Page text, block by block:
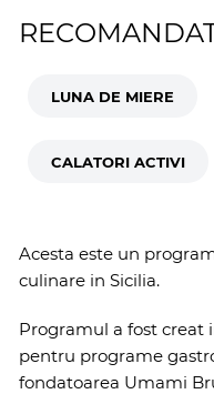
LUNA DE MIERE
CALATORI ACTIVI
Acesta este un
culinare in Sicilia.
Programul a fost creat
pentru programe
fondatoarea Umami